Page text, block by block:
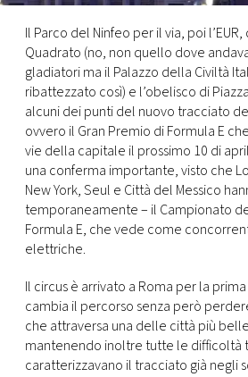
RMC
CONSIGLIA
Il Parco del Ninfeo per il via, poi
Quadrato (no, non quello dove
gladiatori ma il Palazzo della Civiltà
ribattezzato così) e l’obelisco di
alcuni dei punti del nuovo tracciato
ovvero il Gran Premio di Formula E
vie della capitale il prossimo 10 di
una conferma importante, visto che
New York, Seul e Città del Messico
temporaneamente – il Campionato
Formula E, che vede come
elettriche.
Il circus è arrivato a Roma per la
cambia il percorso senza però
che attraversa una delle città più
mantenendo inoltre tutte le difficoltà
caratterizzavano il tracciato già negli